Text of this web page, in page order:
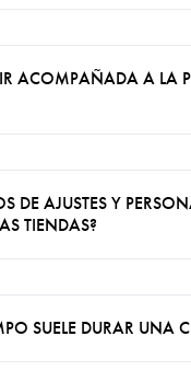
ACOMPAÑADA A LA
DE AJUSTES Y
TIENDAS?
SUELE DURAR UNA